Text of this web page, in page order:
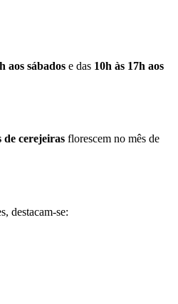
aos sábados e das 10h às 17h aos
de cerejeiras florescem no mês de
destacam-se: